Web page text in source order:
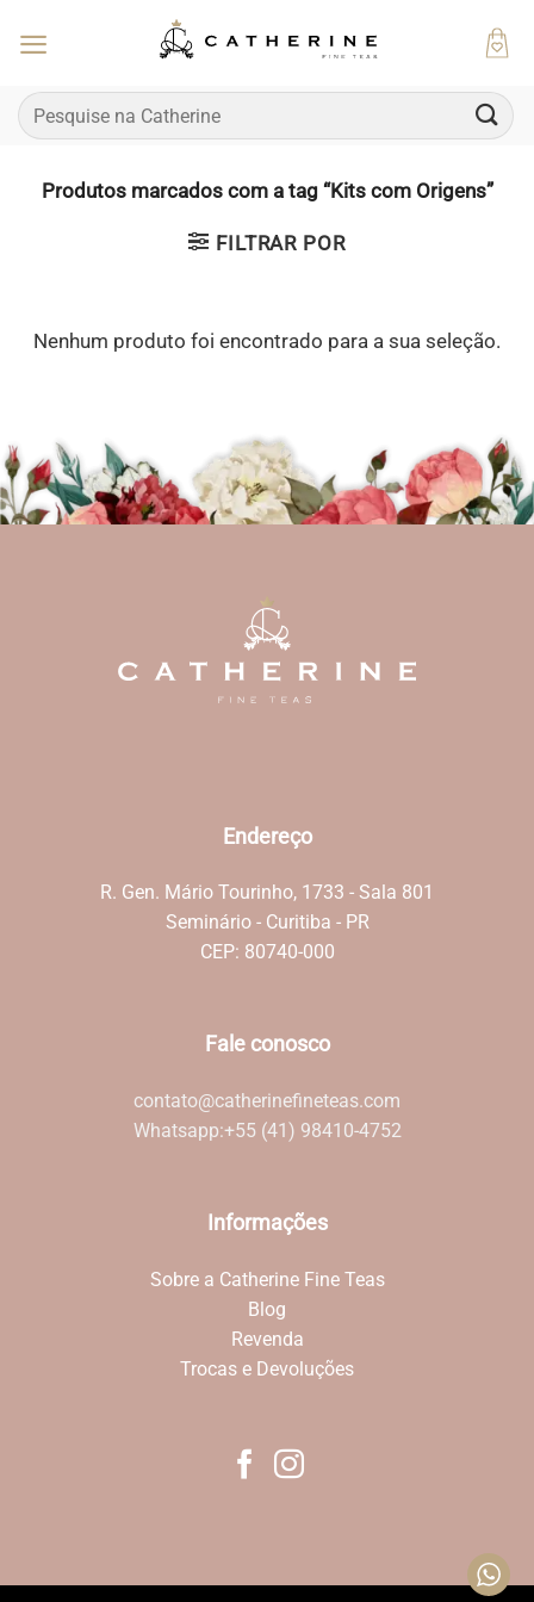
Pesquisar
por:
Produtos marcados com a tag “Kits com Origens”
FILTRAR POR
Nenhum produto foi encontrado para a sua seleção.
Endereço
R. Gen. Mário Tourinho, 1733 - Sala 801
Seminário - Curitiba - PR
CEP: 80740-000
Fale conosco
contato@catherinefineteas.com
Whatsapp:+55 (41) 98410-4752
Informações
Sobre a Catherine Fine Teas
Blog
Revenda
Trocas e Devoluções